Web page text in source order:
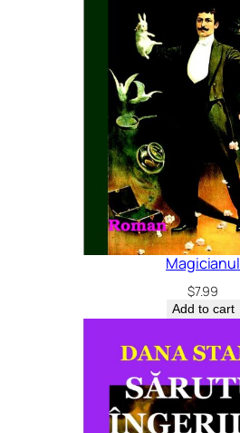
Magicianul
$7.99
Add to cart